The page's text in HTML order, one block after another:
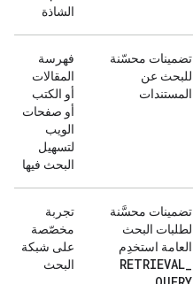
الشاذة
تضمينات محسّنة
للبحث عن
المستندات
فهرسة
المقالات
أو الكتب
أو صفحات
الويب
لتسهيل
البحث فيها
تضمينات محسَّنة
لطلبات البحث
العامة استخدِم
RETRIEVAL_
تجربة
مخصّصة
على شبكة
البحث